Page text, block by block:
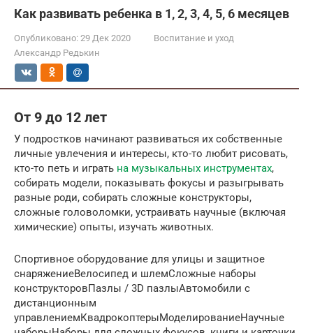
Как развивать ребенка в 1, 2, 3, 4, 5, 6 месяцев
Опубликовано: 29 Дек 2020
Воспитание и уход
Александр Редькин
От 9 до 12 лет
У подростков начинают развиваться их собственные
личные увлечения и интересы, кто-то любит рисовать,
кто-то петь и играть на музыкальных инструментах,
собирать модели, показывать фокусы и разыгрывать
разные роди, собирать сложные конструкторы,
сложные головоломки, устраивать научные (включая
химические) опыты, изучать животных.
Спортивное оборудование для улицы и защитное
снаряжениеВелосипед и шлемСложные наборы
конструкторовПазлы / 3D пазлыАвтомобили с
дистанционным
управлениемКвадрокоптерыМоделированиеНаучные